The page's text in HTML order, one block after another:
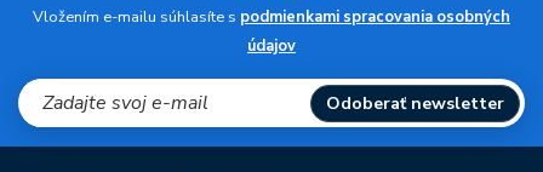
Vložením e-mailu súhlasíte s podmienkami spracovania osobných
údajov
Odoberať newsletter